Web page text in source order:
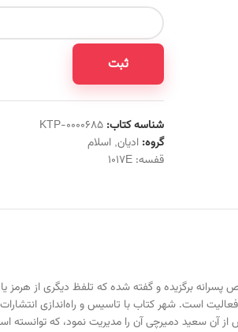
ثبت
شناسه کتاب:KTP-0000685
گروه: ادیان, اسلام
قفسه:1017E
برگزیده و گفته شده که تلفظ دیگری از هرمز
از آن سعید دمیرچی آن را مدیریت نمود، که